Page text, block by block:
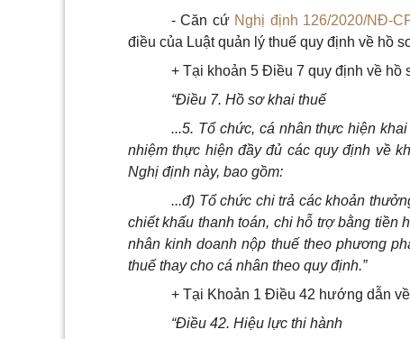
- Căn cứ Nghị định 126/2020/NĐ-
điều của Luật quản lý thuế quy định về hồ
+ Tại khoản 5 Điều 7 quy định về hồ
“Điều 7. Hồ sơ khai thuế
...5. Tổ chức, cá nhân thực hiện
nhiệm thực hiện đầy đủ các quy định về
Nghị định này, bao gồm:
...đ) Tổ chức chitrả các khoản
chiết khấu thanh toán, chi hỗ trợ bằng tiền
nhân kinh doanh nộp thuế theo phương
thuế thay cho cá nhân theo quy định.”
+ Tại Khoản 1 Điều 42 hướng dẫn
“Điều 42. Hiệu lực thi hành